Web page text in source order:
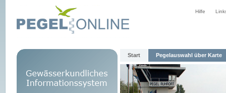
Hilfe
Start Pegelauswahl über Karte